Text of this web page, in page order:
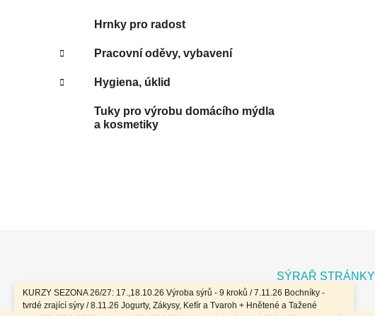
KURZY SEZONA 26/27: 17.,18.10.26 Výroba sýrů - 9 kroků / 7.11.26 Bochníky -
tvrdé zrající sýry / 8.11.26 Jogurty, Zákysy, Kefír a Tvaroh + Hnětené a Tažené
Hrnky pro radost
Pracovní oděvy, vybavení
Hygiena, úklid
Tuky pro výrobu domácího mýdla
a kosmetiky
a
SÝRAŘ STRÁNKY